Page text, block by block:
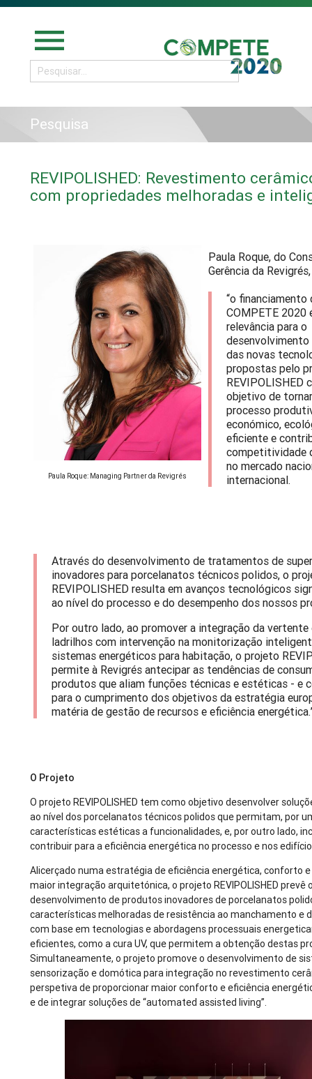
menu
Pesquisa
REVIPOLISHED: Revestimento
com propriedades melhoradas e
Paula Roque: Managing Partner da Revigrés
Paula Roque, do
Gerência da
“o financiamento
COMPETE 2020
relevância para o
das novas
propostas pelo
REVIPOLISHED
objetivo de
processo
económico,
eficiente e
competitividade
no mercado
internacional.
Através do desenvolvimento de tratamentos de
inovadores para porcelanatos técnicos polidos, o
REVIPOLISHED resulta em avanços tecnológicos
ao nível do processo e do desempenho dos nossos
Por outro lado, ao promover a integração da
ladrilhos com intervenção na monitorização
sistemas energéticos para habitação, o projeto
permite à Revigrés antecipar as tendências de
produtos que aliam funções técnicas e estéticas - e
para o cumprimento dos objetivos da estratégia
matéria de gestão de recursos e eficiência
O Projeto
O projeto REVIPOLISHED tem como objetivo desenvolver
ao nível dos porcelanatos técnicos polidos que permitam, por
características estéticas a funcionalidades, e, por outro lado,
contribuir para a eficiência energética no processo e nos
Alicerçado numa estratégia de eficiência energética, conforto
maior integração arquitetónica, o projeto REVIPOLISHED prevê
desenvolvimento de produtos inovadores de porcelanatos
características melhoradas de resistência ao manchamento e
com base em tecnologias e abordagens processuais
eficientes, como a cura UV, que permitem a obtenção destas
Simultaneamente, o projeto promove o desenvolvimento de
sensorização e domótica para integração no revestimento
perspetiva de proporcionar maior conforto e eficiência
e de integrar soluções de “automated assisted living”.